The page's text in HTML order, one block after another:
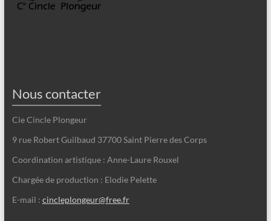
Nous contacter
Cie Cincle Plongeur
9 rue Robert Guilbaud 37700 Saint Pierre des Corps
Coordination artistique : Anne-Laure Rouxel
Chargée de production : Elodie Pelette
E-mail : cincleplongeur@free.fr